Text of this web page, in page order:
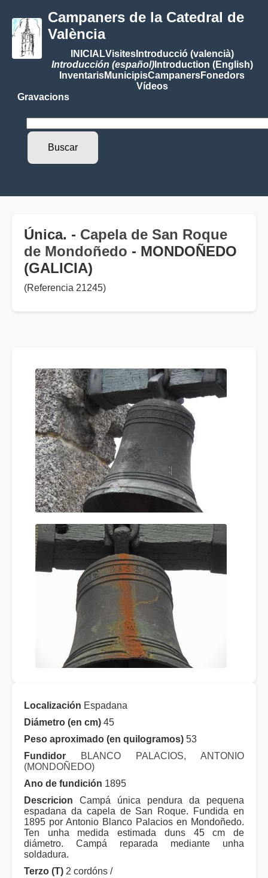
Campaners de la Catedral de
València
INICIALVisitesIntroducció (valencià)
Introducción (español)Introduction (English)
InventarisMunicipisCampanersFonedors
Vídeos
Gravacions
Única. - Capela de San Roque
de Mondoñedo - MONDOÑEDO
(GALICIA)
(Referencia 21245)
Localización Espadana
Diámetro (en cm) 45
Peso aproximado (en quilogramos) 53
Fundidor
BLANCO PALACIOS, ANTONIO
(MONDOÑEDO)
Ano de fundición 1895
Descricion Campá única pendura da pequena
espadana da capela de San Roque. Fundida en
1895 por Antonio Blanco Palacios en Mondoñedo.
Ten unha medida estimada duns 45 cm de
diámetro. Campá reparada mediante unha
soldadura.
Terzo (T) 2 cordóns /